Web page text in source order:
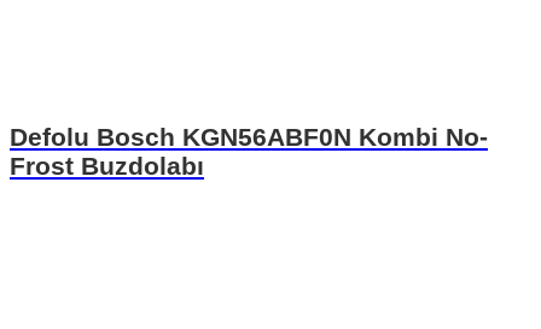
Defolu Bosch KGN56ABF0N Kombi No-
Frost Buzdolabı